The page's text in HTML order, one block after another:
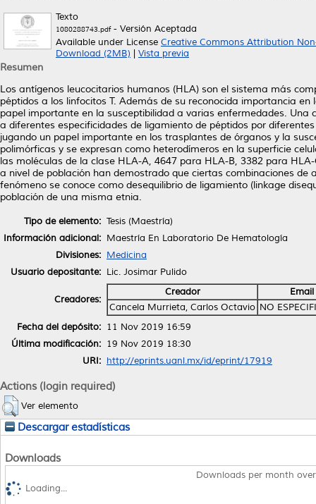
Texto
1080288743.pdf- Versión Aceptada
Available under License Creative Commons Attribution
Download (2MB)
Vista previa
Resumen
Los antígenos leucocitarios humanos (HLA) son el sistema más
péptidos a los linfocitos T. Además de su reconocida importancia
papel importante en la susceptibilidad a varias enfermedades.
a diferentes especificidades de ligamiento de péptidos por
jugando un papel importante en los trasplantes de órganos y la
polimórficas y se expresan como heterodímeros en la superficie
las moléculas de la clase HLA-A, 4647 para HLA-B, 3382 para
a nivel de población han demostrado que ciertas combinaciones
fenómeno se conoce como desequilibrio de ligamiento (linkage
población de una misma etnia.
Tipo de elemento: Tesis (Maestría)
Información adicional: Maestría En Laboratorio De Hematología
Divisiones: Medicina
Usuario depositante: Lic. Josimar Pulido
Creadores:
Creador
Email
Cancela Murrieta, Carlos Octavio NO
Fecha del depósito: 11 Nov 2019 16:59
Última modificación: 19 Nov 2019 18:30
URI: http://eprints.uanl.mx/id/eprint/17919
Actions (login required)
Ver elemento
Descargar estadísticas
Downloads
Downloads per month
Loading...